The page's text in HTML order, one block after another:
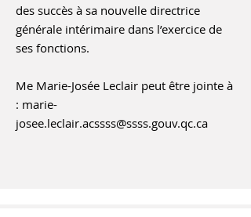
des succès à sa nouvelle directrice
générale intérimaire dans l’exercice de
ses fonctions.
Me Marie-Josée Leclair peut être jointe à
: marie-
josee.leclair.acssss@ssss.gouv.qc.ca